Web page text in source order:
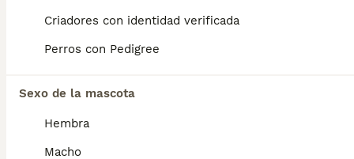
Criadores con identidad verificada
Perros con Pedigree
Sexo de la mascota
Hembra
Macho